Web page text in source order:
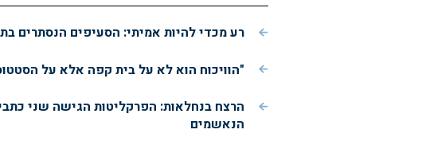
רע מכדי להיות אמיתי: הסעיפים הנסתרים
"הוויכוח הוא לא על בית קפה אלא על
הרצח בנחלאות: הפרקליטות הגישה שני
הנאשמים